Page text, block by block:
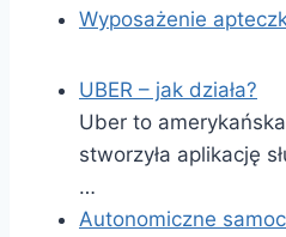
Wyposażenie
UBER – jak działa?
Uber to
stworzyła aplikację
…
Autonomiczne